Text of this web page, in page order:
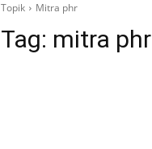
Topik Mitra phr
Tag: mitra phr